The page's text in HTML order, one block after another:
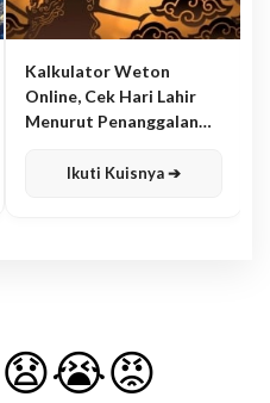
Kalkulator Weton
Online, Cek Hari Lahir
Menurut Penanggalan
Ikuti Kuisnya ➔
😧😭😡